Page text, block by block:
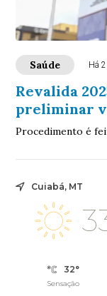
Saúde Há
Revalida
preliminar
Procedimento é
Cuiabá, MT
32°
Sensação